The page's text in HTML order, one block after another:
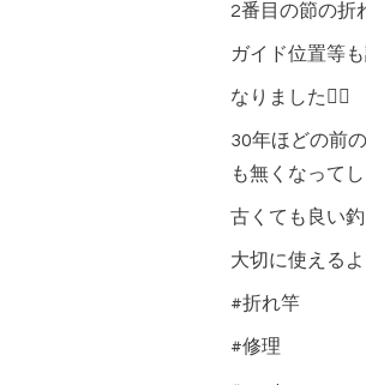
2番目の節の折
ガイド位置等
なりました🙆‍♂️
30年ほどの前
も無くなって
古くても良い
大切に使える
#折れ竿
#修理